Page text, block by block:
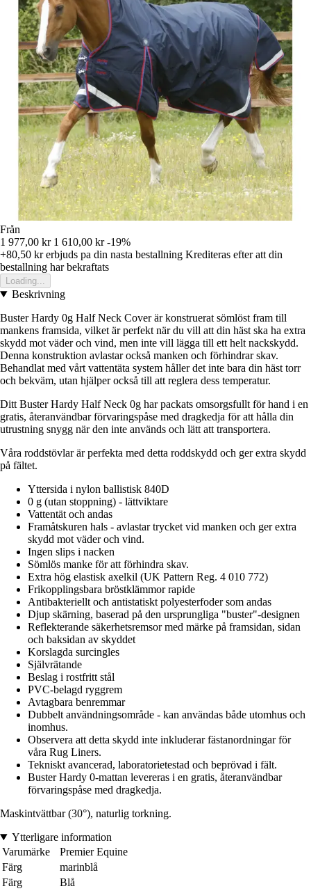
Från
1 977,00 kr 1 610,00 kr -19%
+80,50 krerbjuds pa din nasta bestallning Krediteras efter att din
bestallning har bekraftats
Loading...
Beskrivning
Buster Hardy 0g Half Neck Cover är konstruerat sömlöst fram till
mankens framsida, vilket är perfekt när du vill att din häst ska ha extra
skydd mot väder och vind, men inte vill lägga till ett helt nackskydd.
Denna konstruktion avlastar också manken och förhindrar skav.
Behandlat med vårt vattentäta system håller det inte bara din häst torr
och bekväm, utan hjälper också till att reglera dess temperatur.
Ditt Buster Hardy Half Neck 0g har packats omsorgsfullt för hand i en
gratis, återanvändbar förvaringspåse med dragkedja för att hålla din
utrustning snygg när den inte används och lätt att transportera.
Våra roddstövlar är perfekta med detta roddskydd och ger extra skydd
på fältet.
Yttersida i nylon ballistisk 840D
0 g (utan stoppning) - lättviktare
Vattentät och andas
Framåtskuren hals - avlastar trycket vid manken och ger extra
skydd mot väder och vind.
Ingen slips i nacken
Sömlös manke för att förhindra skav.
Extra hög elastisk axelkil (UK Pattern Reg. 4 010 772)
Frikopplingsbara bröstklämmor rapide
Antibakteriellt och antistatiskt polyesterfoder som andas
Djup skärning, baserad på den ursprungliga "buster"-designen
Reflekterande säkerhetsremsor med märke på framsidan, sidan
och baksidan av skyddet
Korslagda surcingles
Självrätande
Beslag i rostfritt stål
PVC-belagd ryggrem
Avtagbara benremmar
Dubbelt användningsområde - kan användas både utomhus och
inomhus.
Observera att detta skydd inte inkluderar fästanordningar för
våra Rug Liners.
Tekniskt avancerad, laboratorietestad och beprövad i fält.
Buster Hardy 0-mattan levereras i en gratis, återanvändbar
förvaringspåse med dragkedja.
Maskintvättbar (30°), naturlig torkning.
Ytterligare information
Varumärke
Premier Equine
Färg
marinblå
Färg
Blå